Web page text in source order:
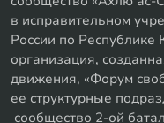
в исправительном
России по
организация,
движения, «Форум
ее структурные
сообщество 2-ой